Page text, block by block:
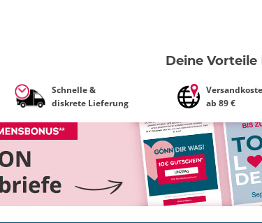
Deine Vorteile
Schnelle &
diskrete Lieferung
ab 89 €